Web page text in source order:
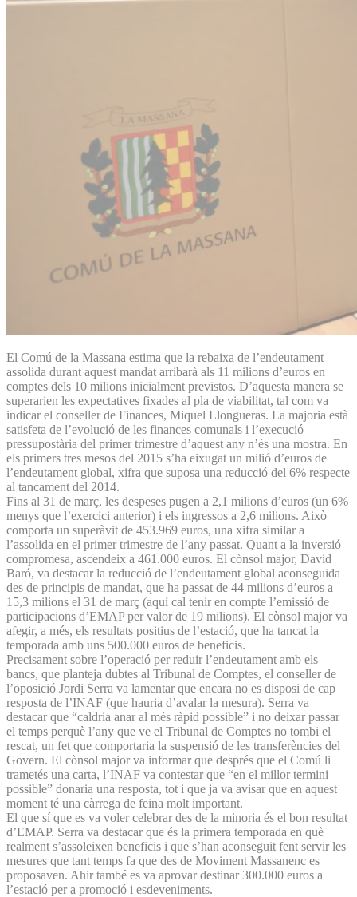
El Comú de la Massana estima que la rebaixa de l’endeutament
assolida durant aquest mandat arribarà als 11 milions d’euros en
comptes dels 10 milions inicialment previstos. D’aquesta manera se
superarien les expectatives fixades al pla de viabilitat, tal com va
indicar el conseller de Finances, Miquel Llongueras. La majoria està
satisfeta de l’evolució de les finances comunals i l’execució
pressupostària del primer trimestre d’aquest any n’és una mostra. En
els primers tres mesos del 2015 s’ha eixugat un milió d’euros de
l’endeutament global, xifra que suposa una reducció del 6% respecte
al tancament del 2014.
Fins al 31 de març, les despeses pugen a 2,1 milions d’euros (un 6%
menys que l’exercici anterior) i els ingressos a 2,6 milions. Això
comporta un superàvit de 453.969 euros, una xifra similar a
l’assolida en el primer trimestre de l’any passat. Quant a la inversió
compromesa, ascendeix a 461.000 euros. El cònsol major, David
Baró, va destacar la reducció de l’endeutament global aconseguida
des de principis de mandat, que ha passat de 44 milions d’euros a
15,3 milions el 31 de març (aquí cal tenir en compte l’emissió de
participacions d’EMAP per valor de 19 milions). El cònsol major va
afegir, a més, els resultats positius de l’estació, que ha tancat la
temporada amb uns 500.000 euros de beneficis.
Precisament sobre l’operació per reduir l’endeutament amb els
bancs, que planteja dubtes al Tribunal de Comptes, el conseller de
l’oposició Jordi Serra va lamentar que encara no es disposi de cap
resposta de l’INAF (que hauria d’avalar la mesura). Serra va
destacar que “caldria anar al més ràpid possible” i no deixar passar
el temps perquè l’any que ve el Tribunal de Comptes no tombi el
rescat, un fet que comportaria la suspensió de les transferències del
Govern. El cònsol major va informar que després que el Comú li
trametés una carta, l’INAF va contestar que “en el millor termini
possible” donaria una resposta, tot i que ja va avisar que en aquest
moment té una càrrega de feina molt important.
El que sí que es va voler celebrar des de la minoria és el bon resultat
d’EMAP. Serra va destacar que és la primera temporada en què
realment s’assoleixen beneficis i que s’han aconseguit fent servir les
mesures que tant temps fa que des de Moviment Massanenc es
proposaven. Ahir també es va aprovar destinar 300.000 euros a
l’estació per a promoció i esdeveniments.